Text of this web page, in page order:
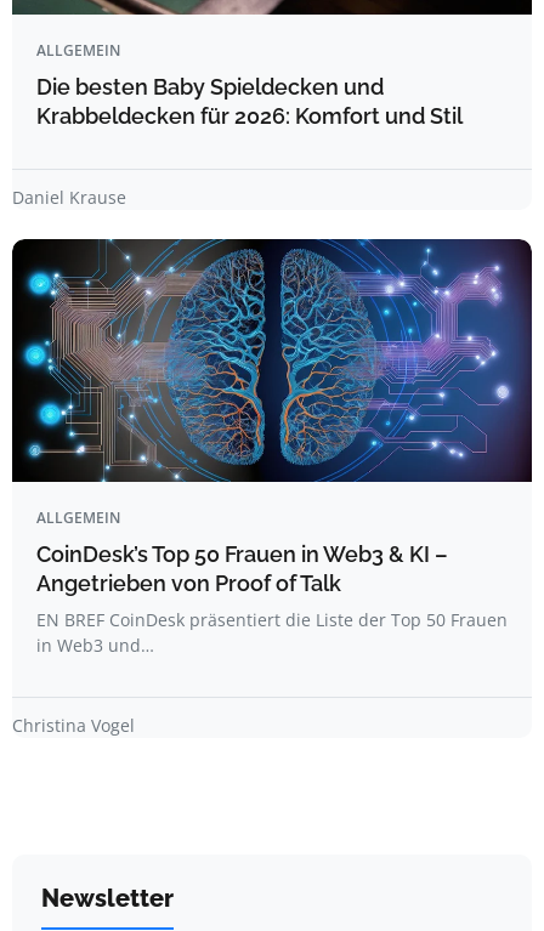
ALLGEMEIN
Die besten Baby Spieldecken und
Krabbeldecken für 2026: Komfort und Stil
Daniel Krause
ALLGEMEIN
CoinDesk’s Top 50 Frauen in Web3 & KI –
Angetrieben von Proof of Talk
EN BREF CoinDesk präsentiert die Liste der Top 50 Frauen
in Web3 und…
Christina Vogel
Newsletter